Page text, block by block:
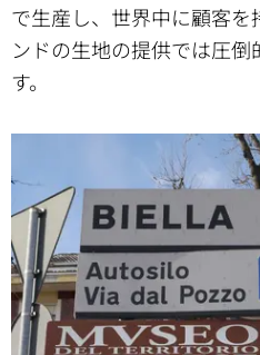
で生産し、世界中に顧客
ンドの生地の提供では圧
す。